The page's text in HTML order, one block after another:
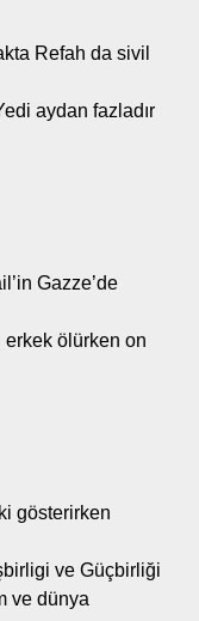
Refah da sivil
aydan fazladır
Gazze’de
erkek ölürken on
gösterirken
ve Güçbirliği
ve dünya